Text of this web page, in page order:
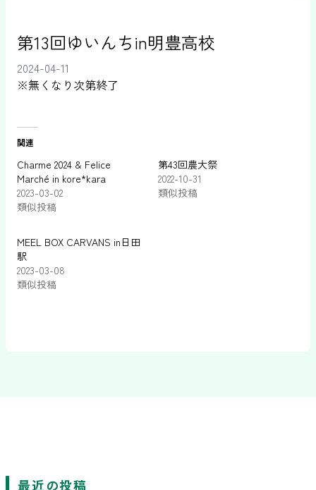
第13回ゆいんちin明豊高校
2024-04-11
※無くなり次第終了
関連
Charme 2024 & Felice
Marché in kore*kara
2023-03-02
類似投稿
第43回農大祭
2022-10-31
類似投稿
MEEL BOX CARVANS in日田
駅
2023-03-08
類似投稿
最近の投稿